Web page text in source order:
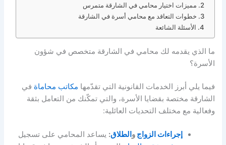
مميزات اختيار محامي في الشارقة متمرس
خطوات التعاقد مع محامي أسرة في الشارقة
الأسئلة الشائعة
ما الذي يقدمه لك محامي في الشارقة متخصص في شؤون
الأسرة؟
فيما يلي أبرز الخدمات القانونية التي تقدّمها مكاتب محاماة في
الشارقة مختصة بقضايا الأسرة، والتي تمكّنك من التعامل بثقة
وفعالية مع مختلف التحديات العائلية:
إجراءات الزواج و الطلاق: يساعد المحامي على تسجيل